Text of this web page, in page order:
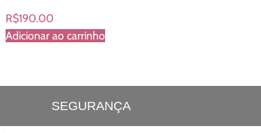
R$190.00
Adicionar ao carrinho
SEGURANÇA